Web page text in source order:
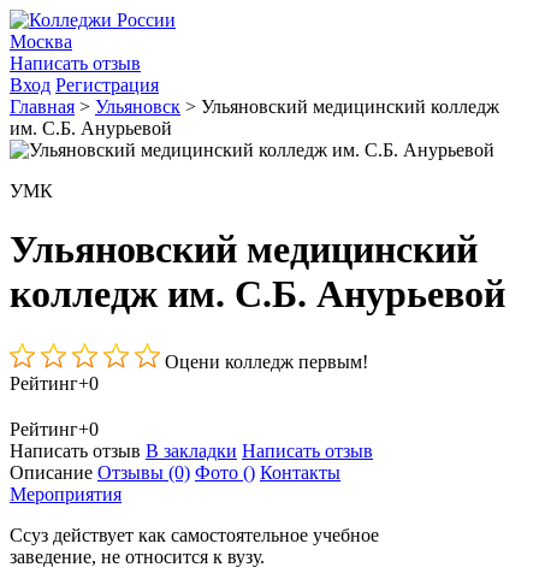
Москва
Написать отзыв
Вход Регистрация
Главная > Ульяновск > Ульяновский медицинский колледж
им. С.Б. Анурьевой
УМК
Ульяновский медицинский
колледж им. С.Б. Анурьевой
Оцени колледж первым!
Рейтинг+0
Рейтинг+0
Написать отзыв В закладки Написать отзыв
Описание Отзывы (0) Фото () Контакты
Мероприятия
Ссуз действует как самостоятельное учебное
заведение, не относится к вузу.